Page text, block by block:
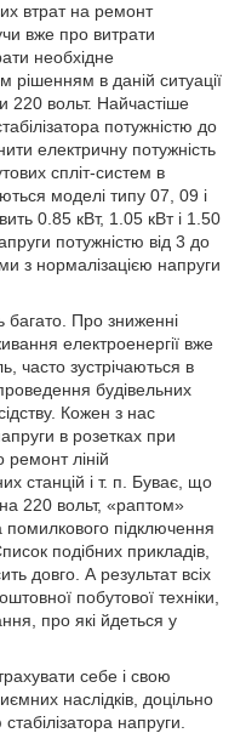
втрат на ремонт
вже про витрати
необхідне
в даній ситуації
220 вольт. Найчастіше
потужністю до
електричну потужність
спліт-систем в
моделі типу 07, 09 і
0.85 кВт, 1.05 кВт і 1.50
потужністю від 3 до
з нормалізацією напруги
Про зниженні
електроенергії вже
часто зустрічаються в
будівельних
Кожен з нас
в розетках при
ремонт ліній
станцій і т. п. Буває, що
220 вольт, «раптом»
помилкового підключення
подібних прикладів,
довго. А результат всіх
побутової техніки,
про які йдеться у
себе і свою
наслідків, доцільно
напруги.